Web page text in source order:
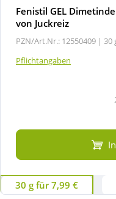
Fenistil GEL
von Juckreiz
PZN/Art.Nr.: 12550409 | 30
Pflichtangaben
30 g für 7,99 €